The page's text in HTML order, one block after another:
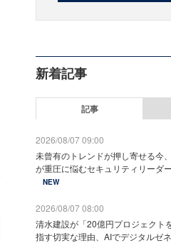
新着記事
記事
2026/08/07 09:00
未曾有のトレンドが押し寄せる今
が重圧に悩むセキュリティリーダ
NEW
2026/08/07 08:00
清水建設が「20億円プロジェクト
指す切実な理由、AIでデジタルゼ